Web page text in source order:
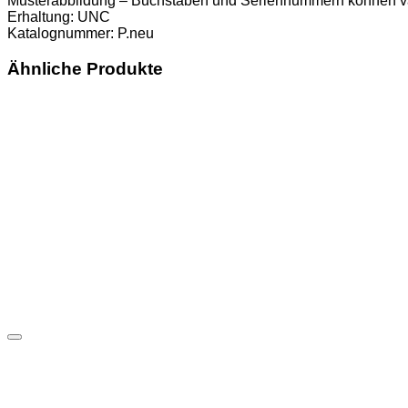
Erhaltung: UNC
Katalognummer: P.neu
Ähnliche Produkte